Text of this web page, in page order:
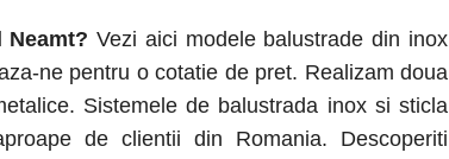
Neamt? Vezi aici modele balustrade din inox
ne pentru o cotatie de pret. Realizam doua
Sistemele de balustrada inox si sticla
de clientii din Romania. Descoperiti